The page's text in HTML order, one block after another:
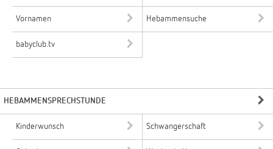
Vornamen Hebammensuche
babyclub.tv
HEBAMMENSPRECHSTUNDE
Kinderwunsch Schwangerschaft